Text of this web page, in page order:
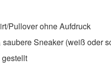
Pullover ohne Aufdruck
Sneaker (weiß oder